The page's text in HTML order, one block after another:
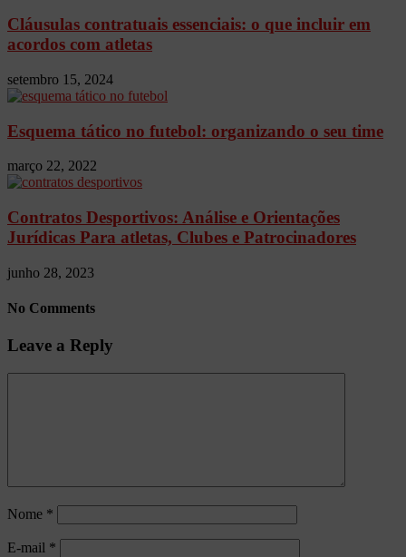
Cláusulas contratuais essenciais: o que incluir em
acordos com atletas
setembro 15, 2024
Esquema tático no futebol: organizando o seu time
março 22, 2022
Contratos Desportivos: Análise e Orientações
Jurídicas Para atletas, Clubes e Patrocinadores
junho 28, 2023
No Comments
Leave a Reply
Nome *
E-mail *